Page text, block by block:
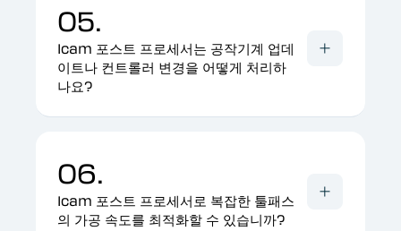
05.
Icam 포스트 프로세서는 공작기계 업데
이트나 컨트롤러 변경을 어떻게 처리하
나요?
06.
Icam 포스트 프로세서로 복잡한 툴패스
의 가공 속도를 최적화할 수 있습니까?